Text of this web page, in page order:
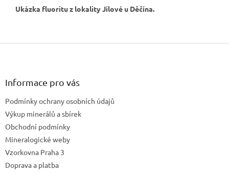
Ukázka fluoritu z lokality Jílové u Děčína.
Z
Informace pro vás
Podmínky ochrany osobních údajů
Výkup minerálů a sbírek
Obchodní podmínky
Mineralogické weby
Vzorkovna Praha 3
Doprava a platba